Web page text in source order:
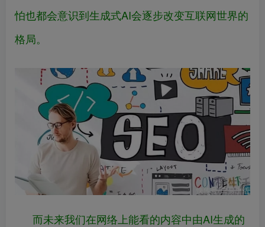
怕也都会意识到生成式AI会逐步改变互联网世界的
格局。
而未来我们在网络上能看的内容中由AI生成的